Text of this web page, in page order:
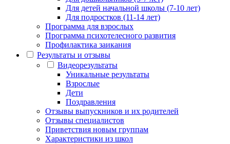
Для детей начальной школы (7-10 лет)
Для подростков (11-14 лет)
Программа для взрослых
Программа психотелесного развития
Профилактика заикания
Результаты и отзывы
Видеорезультаты
Уникальные результаты
Взрослые
Дети
Поздравления
Отзывы выпускников и их родителей
Отзывы специалистов
Приветствия новым группам
Характеристики из школ